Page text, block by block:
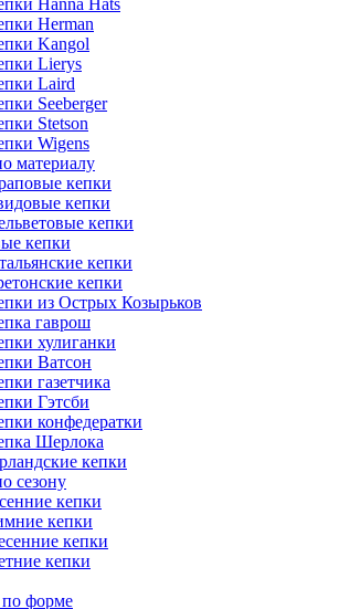
Hanna Hats
Herman
Kangol
Lierys
Laird
Seeberger
Stetson
Wigens
материалу
кепки
кепки
кепки
кепки
кепки
кепки
из Острых Козырьков
гаврош
хулиганки
Ватсон
газетчика
Гэтсби
конфедератки
Шерлока
кепки
сезону
кепки
кепки
кепки
кепки
форме